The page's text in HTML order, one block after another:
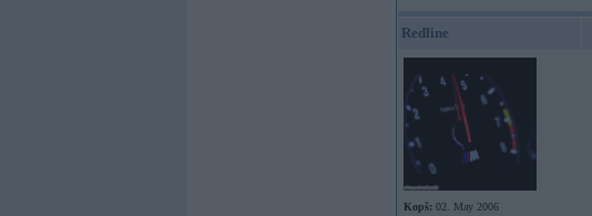
Redline
Kopš: 02. May 2006